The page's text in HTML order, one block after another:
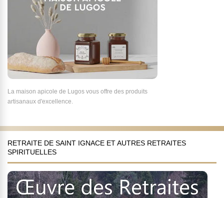
La maison apicole de Lugos vous offre des produits
artisanaux d'excellence.
RETRAITE DE SAINT IGNACE ET AUTRES RETRAITES
SPIRITUELLES